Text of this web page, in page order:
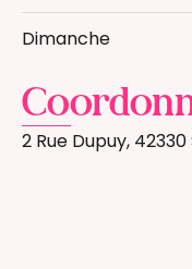
Dimanche
2 Rue Dupuy,